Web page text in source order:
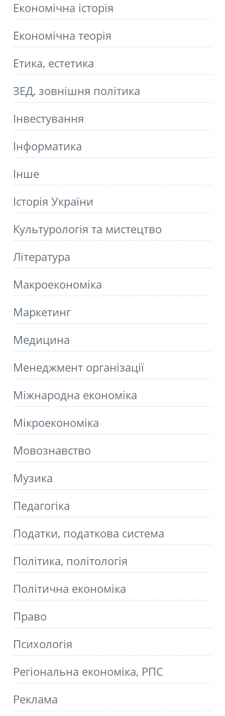
Економічна історія
Економічна теорія
Етика, естетика
ЗЕД, зовнішня політика
Інвестування
Інформатика
Інше
Історія України
Культурологія та мистецтво
Літературa
Макроекономіка
Маркетинг
Медицина
Менеджмент організації
Міжнародна економіка
Мікроекономіка
Мовознавство
Музика
Педагогіка
Податки, податкова система
Політика, політологія
Політична економіка
Право
Психологія
Регіональна економіка, РПС
Реклама